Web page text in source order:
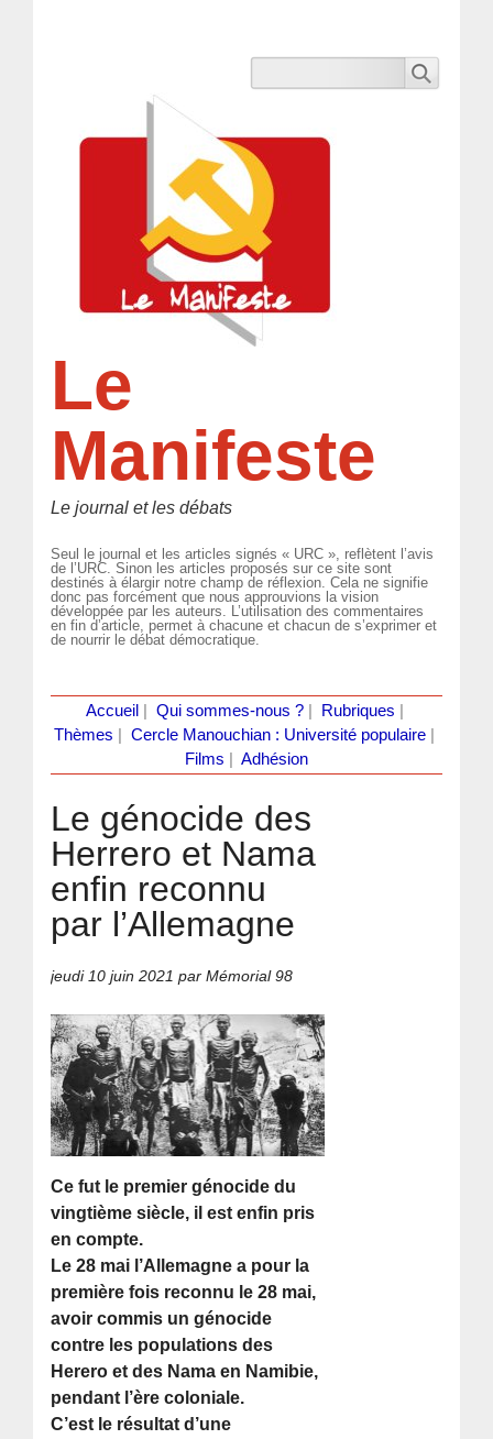
Le
Manifeste
Le journal et les débats
Seul le journal et les articles signés « URC », reflètent l’avis
de l’URC. Sinon les articles proposés sur ce site sont
destinés à élargir notre champ de réflexion. Cela ne signifie
donc pas forcément que nous approuvions la vision
développée par les auteurs. L’utilisation des commentaires
en fin d’article, permet à chacune et chacun de s’exprimer et
de nourrir le débat démocratique.
Accueil Qui sommes-nous ?| Rubriques
Thèmes
Cercle Manouchian : Université populaire
Films
Adhésion
Le génocide des
Herrero et Nama
enfin reconnu
par l’Allemagne
jeudi 10 juin 2021 par Mémorial 98
Ce fut le premier génocide du
vingtième siècle, il est enfin pris
en compte.
Le 28 mai l’Allemagne a pour la
première fois reconnu le 28 mai,
avoir commis un génocide
contre les populations des
Herero et des Nama en Namibie,
pendant l’ère coloniale.
C’est le résultat d’une